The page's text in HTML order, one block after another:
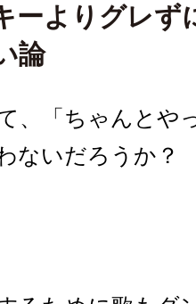
ーよりグレず
論
、「ちゃんとや
ないだろうか？